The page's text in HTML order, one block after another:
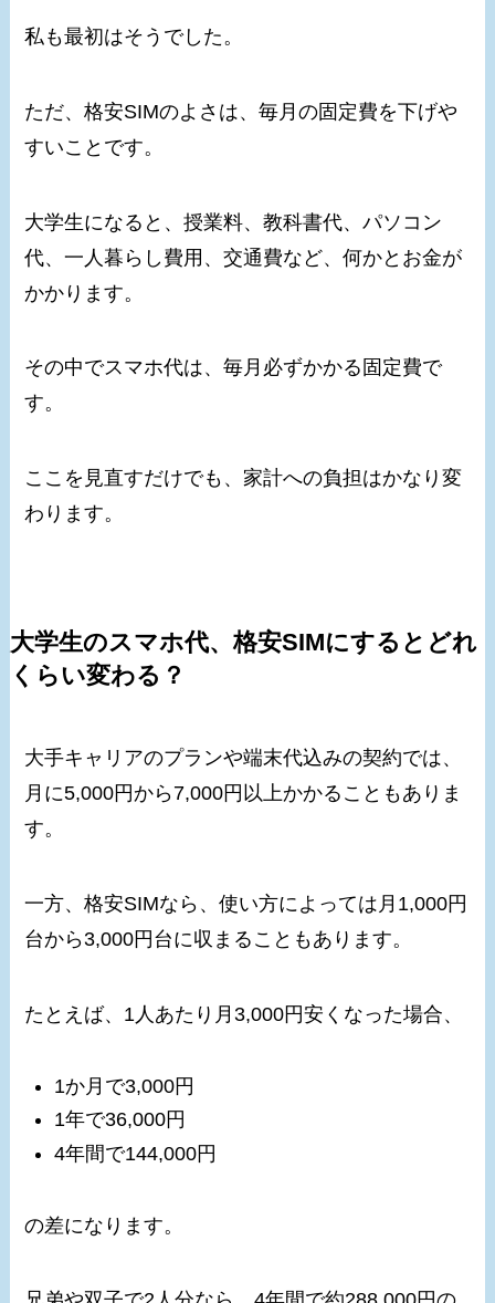
私も最初はそうでした。
ただ、格安SIMのよさは、毎月の固定費を下げや
すいことです。
大学生になると、授業料、教科書代、パソコン
代、一人暮らし費用、交通費など、何かとお金が
かかります。
その中でスマホ代は、毎月必ずかかる固定費で
す。
ここを見直すだけでも、家計への負担はかなり変
わります。
大学生のスマホ代、格安SIMにするとどれ
くらい変わる？
大手キャリアのプランや端末代込みの契約では、
月に5,000円から7,000円以上かかることもありま
す。
一方、格安SIMなら、使い方によっては月1,000円
台から3,000円台に収まることもあります。
たとえば、1人あたり月3,000円安くなった場合、
1か月で3,000円
1年で36,000円
4年間で144,000円
の差になります。